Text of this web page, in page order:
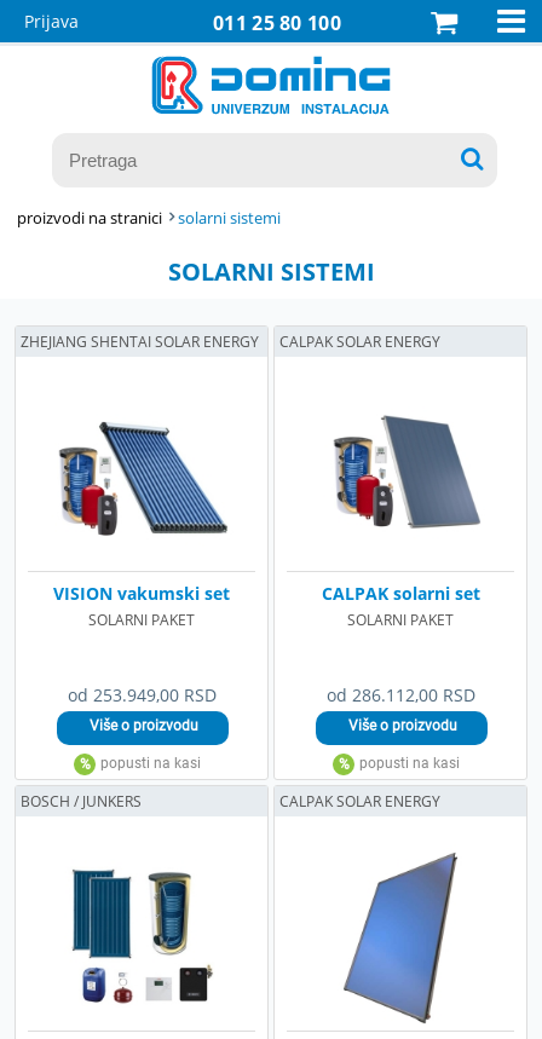
011 25 80 100
Prijava 

proizvodi na stranici solarni sistemi
SOLARNI SISTEMI
od 253.949,00 RSD
VISION vakumski set
SOLARNI PAKET
ZHEJIANG SHENTAI SOLAR ENERGY
od 286.112,00 RSD
CALPAK solarni set
SOLARNI PAKET
CALPAK SOLAR ENERGY
BOSCH / JUNKERS CALPAK SOLAR ENERGY